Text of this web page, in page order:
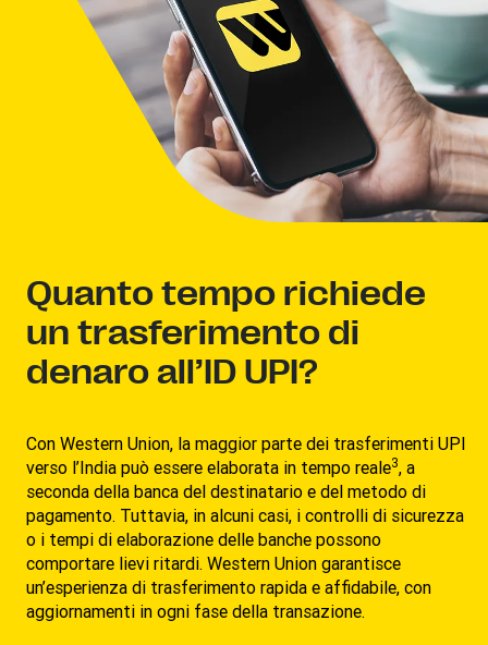
Quanto tempo richiede
un trasferimento di
denaro all’ID UPI?
Con Western Union, la maggior parte dei trasferimenti UPI
verso l’India può essere elaborata in tempo reale3, a
seconda della banca del destinatario e del metodo di
pagamento. Tuttavia, in alcuni casi, i controlli di sicurezza
o i tempi di elaborazione delle banche possono
comportare lievi ritardi. Western Union garantisce
un’esperienza di trasferimento rapida e affidabile, con
aggiornamenti in ogni fase della transazione.